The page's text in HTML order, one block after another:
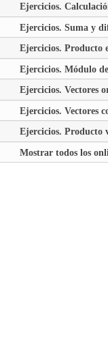
Ejercicios.
Ejercicios. Suma y
Ejercicios. Producto
Ejercicios. Módulo
Ejercicios. Vectores
Ejercicios. Vectores
Ejercicios. Producto
Mostrar todos los